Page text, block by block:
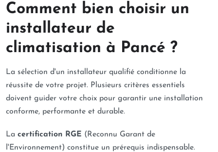
Comment bien choisir un
installateur de
climatisation à Pancé ?
La sélection d'un installateur qualifié conditionne la
réussite de votre projet. Plusieurs critères essentiels
doivent guider votre choix pour garantir une installation
conforme, performante et durable.
La certification RGE (Reconnu Garant de
l'Environnement) constitue un prérequis indispensable.